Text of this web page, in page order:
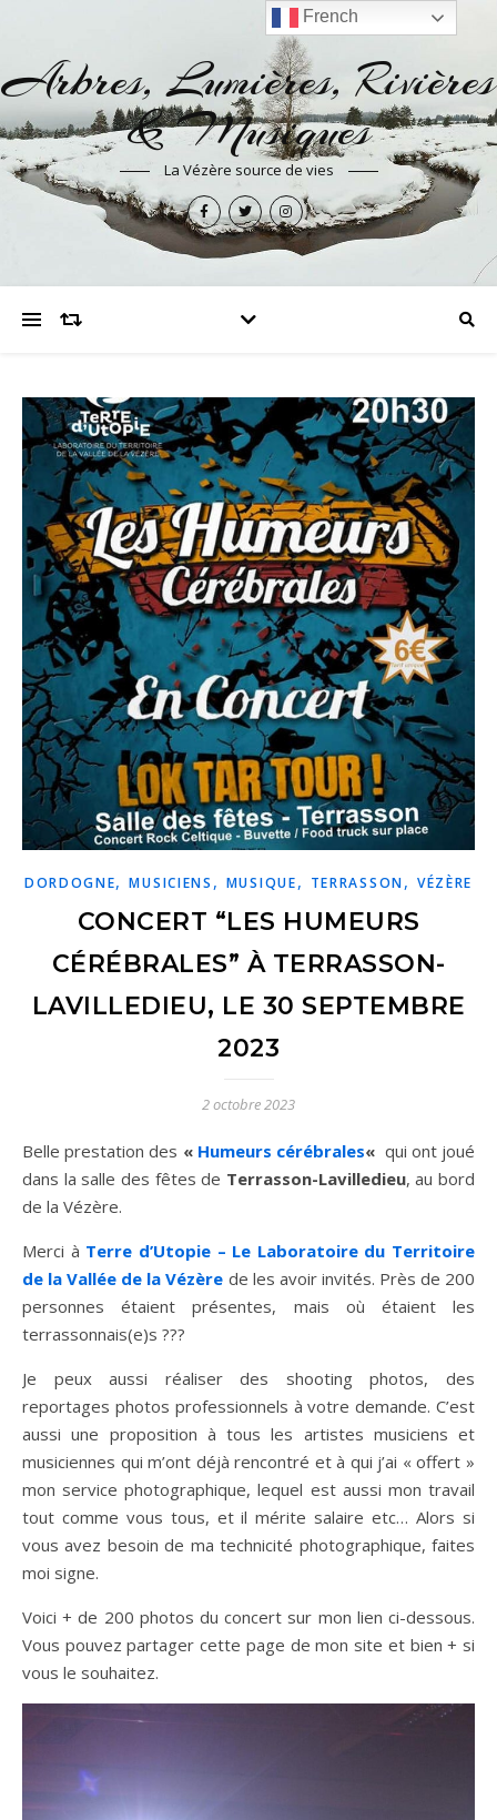
Arbres, Lumières, Rivières
& Musiques
La Vézère source de vies
DORDOGNE,MUSICIENS , MUSIQUE, TERRASSON, VÉZÈRE
CONCERT “LES HUMEURS
CÉRÉBRALES” À TERRASSON-
LAVILLEDIEU, LE 30 SEPTEMBRE
2023
2 octobre 2023
Belle prestation des « Humeurs cérébrales« qui ont joué
dans la salle des fêtes de Terrasson-Lavilledieu, au bord
de la Vézère.
Merci à Terre d’Utopie – Le Laboratoire du Territoire
de la Vallée de la Vézère de les avoir invités. Près de 200
personnes étaient présentes, mais où étaient les
terrassonnais(e)s ???
Je peux aussi réaliser des shooting photos, des
reportages photos professionnels à votre demande. C’est
aussi une proposition à tous les artistes musiciens et
musiciennes qui m’ont déjà rencontré et à qui j’ai « offert »
mon service photographique, lequel est aussi mon travail
tout comme vous tous, et il mérite salaire etc… Alors si
vous avez besoin de ma technicité photographique, faites
moi signe.
Voici + de 200 photos du concert sur mon lien ci-dessous.
Vous pouvez partager cette page de mon site et bien + si
vous le souhaitez.
French